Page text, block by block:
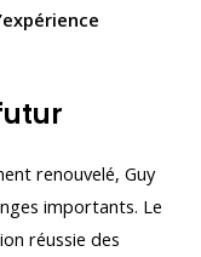
renouvelé, Guy
importants. Le
réussie des